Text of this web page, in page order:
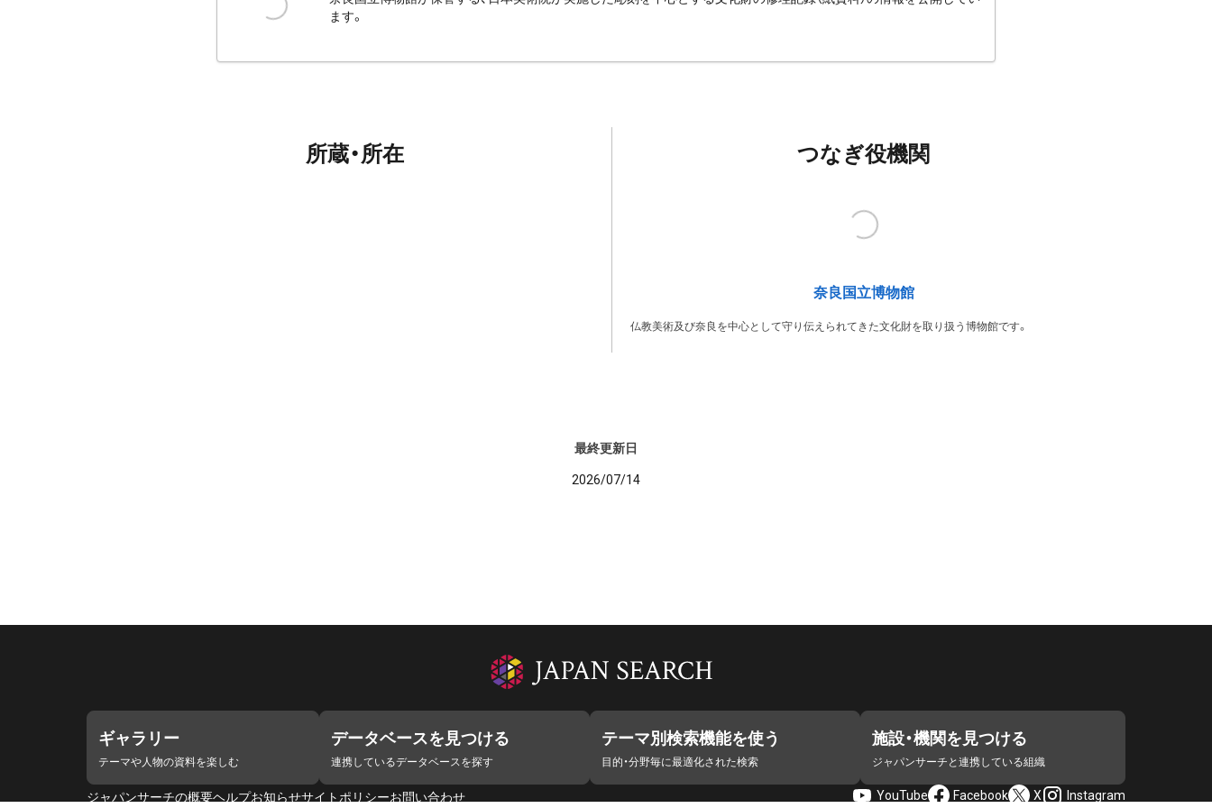
ます。
所蔵・所在 つなぎ役機関
奈良国立博物館
仏教美術及び奈良を中心として守り伝えられてきた文化財を取り扱う博物館です。
最終更新日
2026/07/14
ギャラリー
テーマや人物の資料を楽しむ
データベースを見つける
連携しているデータベースを探す
テーマ別検索機能を使う
目的・分野毎に最適化された検索
施設・機関を見つける
ジャパンサーチと連携している組織
ジャパンサーチの概要ヘルプお知らせサイトポリシーお問い合わせ YouTube Facebook X Instagram